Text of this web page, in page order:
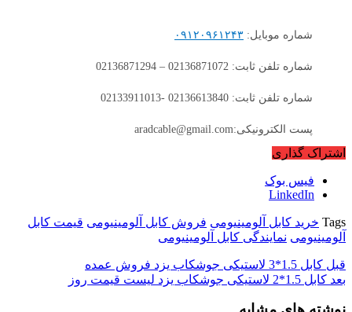
شماره موبایل: ۰۹۱۲۰۹۶۱۲۴۳
شماره تلفن ثابت: 02136871072 – 02136871294
شماره تلفن ثابت: 02136613840 -02133911013
پست الکترونیکی:aradcable@gmail.com
اشتراک گذاری
فیس بوک
LinkedIn
Tags خرید کابل آلومینیومی فروش کابل آلومینیومی قیمت کابل
آلومینیومی نمایندگی کابل آلومینیومی
قبل کابل 1.5*3 لاستیکی جوشکاب یزد فروش عمده
بعد کابل 1.5*2 لاستیکی جوشکاب یزد لیست قیمت روز